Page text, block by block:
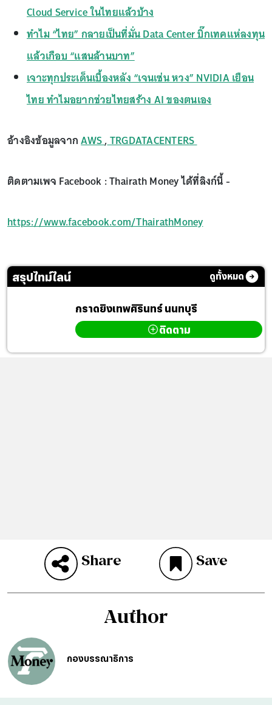
Cloud Service ในไทยแล้วบ้าง
ทำไม “ไทย” กลายเป็นที่มั่น Data Center บิ๊กเทคแห่ลงทุน
แล้วเกือบ “แสนล้านบาท”
เจาะทุกประเด็นเบื้องหลัง “เจนเซ่น หวง” NVIDIA เยือน
ไทย ทำไมอยากช่วยไทยสร้าง AI ของตนเอง
อ้างอิงข้อมูลจากAWS,TRGDATACENTERS
ติดตามเพจ Facebook : Thairath Money ได้ที่ลิงก์นี้ -
https://www.facebook.com/ThairathMoney
สรุปไทม์ไลน์ ดูทั้งหมด
กราดยิงเทพศิรินทร์ นนทบุรี
ติดตาม
Share Save
Author
กองบรรณาธิการ